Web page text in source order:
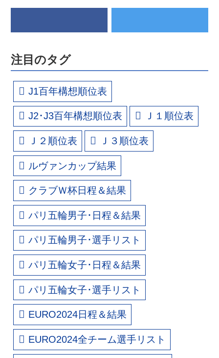
注目のタグ
J1百年構想順位表
J2･J3百年構想順位表 Ｊ１順位表
Ｊ２順位表 Ｊ３順位表
ルヴァンカップ結果
クラブＷ杯日程＆結果
パリ五輪男子･日程＆結果
パリ五輪男子･選手リスト
パリ五輪女子･日程＆結果
パリ五輪女子･選手リスト
EURO2024日程＆結果
EURO2024全チーム選手リスト